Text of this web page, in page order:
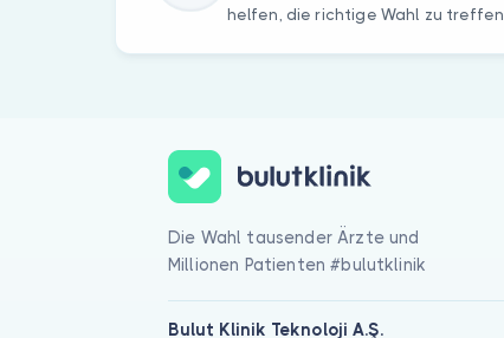
helfen, die richtige Wahl zu treffen.
Die Wahl tausender Ärzte und
Millionen Patienten #bulutklinik
Bulut Klinik Teknoloji A.Ş.